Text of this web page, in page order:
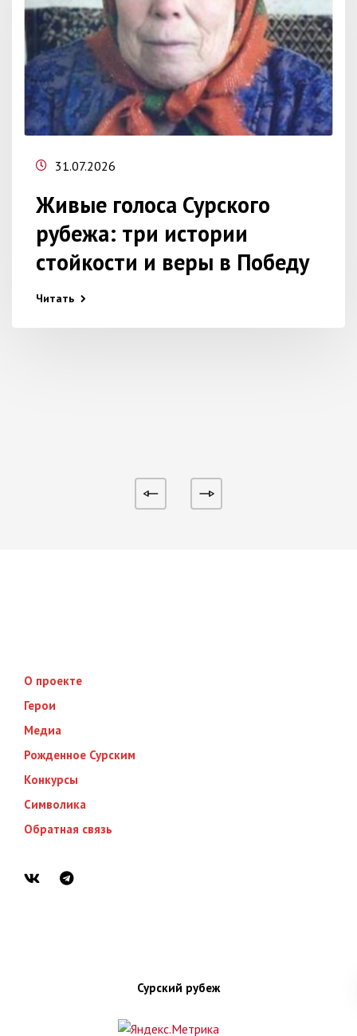
31.07.2026
Живые голоса Сурского
рубежа: три истории
стойкости и веры в Победу
Читать
О проекте
Герои
Медиа
Рожденное Сурским
Конкурсы
Символика
Обратная связь
Сурский рубеж